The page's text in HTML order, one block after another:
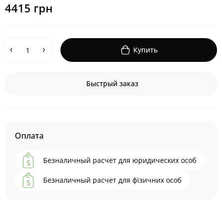
4415 грн
Купить
Быстрый заказ
Оплата
Безналичный расчет для юридических особ
Безналичный расчет для фізичних особ